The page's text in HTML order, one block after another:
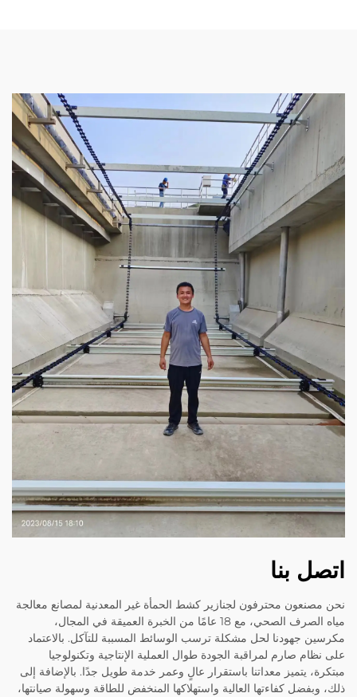
اتصل بنا
نحن مصنعون محترفون لجنازير كشط الحمأة غير المعدنية لمصانع معالجة
مياه الصرف الصحي، مع 18 عامًا من الخبرة العميقة في المجال،
مكرسين جهودنا لحل مشكلة ترسب الوسائط المسببة للتآكل. بالاعتماد
على نظام صارم لمراقبة الجودة طوال العملية الإنتاجية وتكنولوجيا
مبتكرة، يتميز معداتنا باستقرار عالٍ وعمر خدمة طويل جدًا. بالإضافة إلى
ذلك، وبفضل كفاءتها العالية واستهلاكها المنخفض للطاقة وسهولة صيانتها،